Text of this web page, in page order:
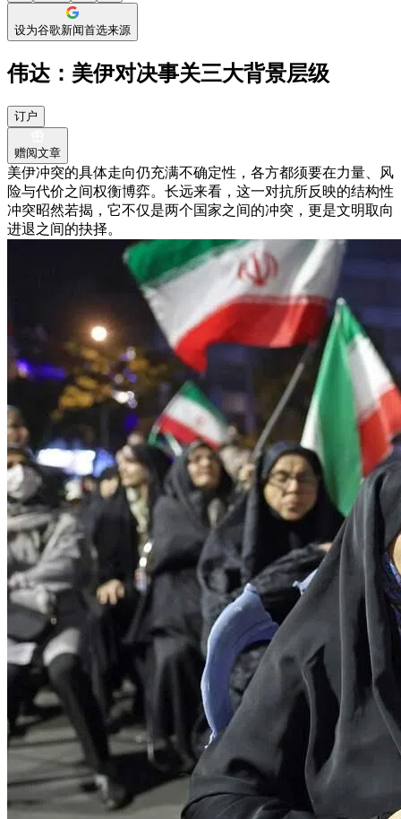
设为谷歌新闻首选来源
伟达：美伊对决事关三大背景层级
订户
赠阅文章
美伊冲突的具体走向仍充满不确定性，各方都须要在力量、风
险与代价之间权衡博弈。长远来看，这一对抗所反映的结构性
冲突昭然若揭，它不仅是两个国家之间的冲突，更是文明取向
进退之间的抉择。